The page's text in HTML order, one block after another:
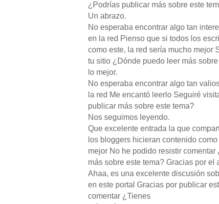
¿Podrías publicar más sobre este
Un abrazo.
No esperaba encontrar algo tan
en la red Pienso que si todos los
como este, la red sería mucho mejor
tu sitio ¿Dónde puedo leer más
lo mejor.
No esperaba encontrar algo tan
la red Me encantó leerlo Seguiré
publicar más sobre este tema?
Nos seguimos leyendo.
Que excelente entrada la que
los bloggers hicieran contenido
mejor No he podido resistir
más sobre este tema? Gracias por el
Ahaa, es una excelente discusión
en este portal Gracias por publicar
comentar ¿Tienes